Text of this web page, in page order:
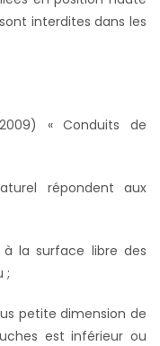
interdites dans les
« Conduits de
répondent aux
la surface libre des
;
petite dimension de
est inférieur ou